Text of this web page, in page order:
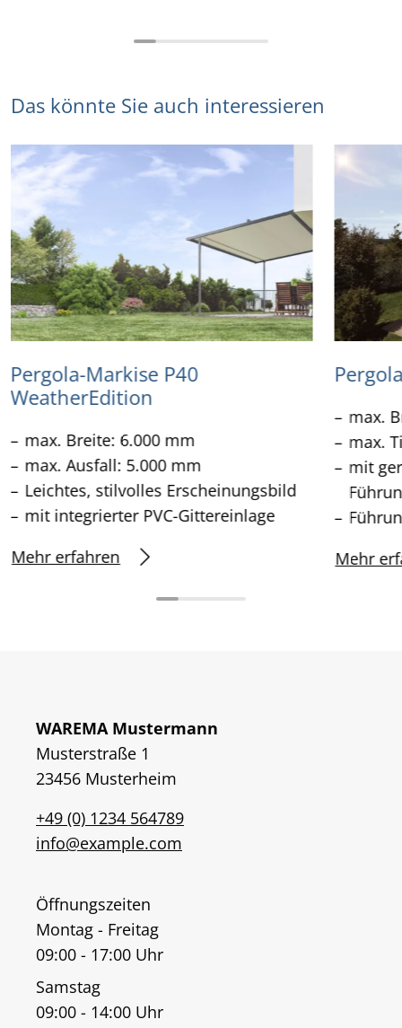
Das könnte Sie auch interessieren
Pergola-Markise P40
WeatherEdition
max. Breite: 6.000 mm
max. Ausfall: 5.000 mm
Leichtes, stilvolles Erscheinungsbild
mit integrierter PVC-Gittereinlage
Mehr erfahren
max.
max.
mit
Mehr
WAREMA Mustermann
Musterstraße 1
23456 Musterheim
+49 (0) 1234 564789
info@example.com
Öffnungszeiten
Montag - Freitag
09:00 - 17:00 Uhr
Samstag
09:00 - 14:00 Uhr